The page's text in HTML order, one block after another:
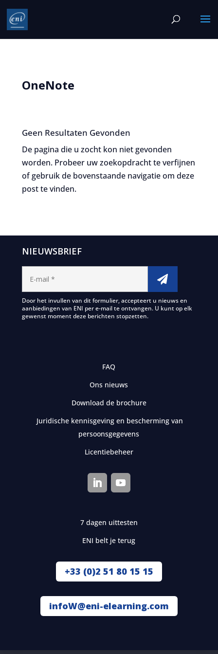
OneNote
Geen Resultaten Gevonden
De pagina die u zocht kon niet gevonden
worden. Probeer uw zoekopdracht te verfijnen
of gebruik de bovenstaande navigatie om deze
post te vinden.
NIEUWSBRIEF
Door het invullen van dit formulier, accepteert u nieuws en
aanbiedingen van ENI per e-mail te ontvangen. U kunt op elk
gewenst moment deze berichten stopzetten.
FAQ
Ons nieuws
Download de brochure
Juridische kennisgeving en bescherming van
persoonsgegevens
Licentiebeheer
7 dagen uittesten
ENI belt je terug
+33 (0)2 51 80 15 15
infoW@eni-elearning.com